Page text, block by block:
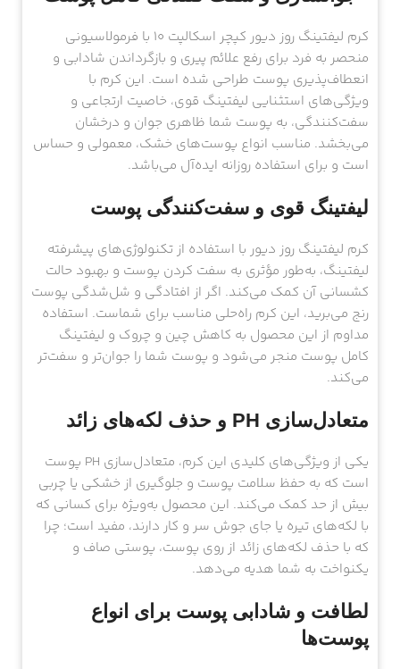
کرم لیفتینگ روز دیور کپچر اسکالپت 10 با فرمولاسیونی
منحصر به فرد برای رفع علائم پیری و بازگرداندن شادابی و
انعطاف‌پذیری پوست طراحی شده است. این کرم با
ویژگی‌های استثنایی لیفتینگ قوی، خاصیت ارتجاعی و
سفت‌کنندگی، به پوست شما ظاهری جوان و درخشان
می‌بخشد. مناسب انواع پوست‌های خشک، معمولی و حساس
است و برای استفاده روزانه ایده‌آل می‌باشد.
لیفتینگ قوی و سفت‌کنندگی پوست
کرم لیفتینگ روز دیور با استفاده از تکنولوژی‌های پیشرفته
لیفتینگ، به‌طور مؤثری به سفت کردن پوست و بهبود حالت
کشسانی آن کمک می‌کند. اگر از افتادگی و شل‌شدگی پوست
رنج می‌برید، این کرم راه‌حلی مناسب برای شماست. استفاده
مداوم از این محصول به کاهش چین و چروک و لیفتینگ
کامل پوست منجر می‌شود و پوست شما را جوان‌تر و سفت‌تر
می‌کند.
متعادل‌سازی PH و حذف لکه‌های زائد
یکی از ویژگی‌های کلیدی این کرم، متعادل‌سازی PH پوست
است که به حفظ سلامت پوست و جلوگیری از خشکی یا چربی
بیش از حد کمک می‌کند. این محصول به‌ویژه برای کسانی که
با لکه‌های تیره یا جای جوش سر و کار دارند، مفید است؛ چرا
که با حذف لکه‌های زائد از روی پوست، پوستی صاف و
یکنواخت به شما هدیه می‌دهد.
لطافت و شادابی پوست برای انواع
پوست‌ها